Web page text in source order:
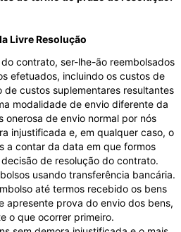
Livre Resolução
contrato, ser-lhe-ão reembolsados
efetuados, incluindo os custos de
custos suplementares resultantes
modalidade de envio diferente da
onerosa de envio normal por nós
injustificada e, em qualquer caso, o
a contar da data em que formos
de resolução do contrato.
usando transferência bancária.
até termos recebido os bens
apresente prova do envio dos bens,
o que ocorrer primeiro.